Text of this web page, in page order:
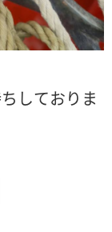
しておりま